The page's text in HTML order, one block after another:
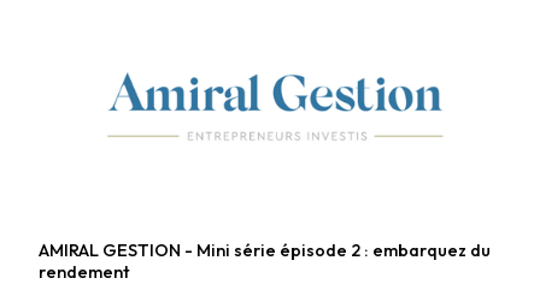
Fonds obligataires
AMIRAL GESTION - Mini série épisode 2 : embarquez du
rendement